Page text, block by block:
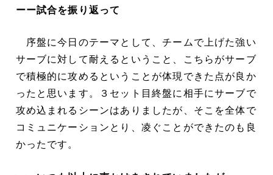
ーー試合を振り返って
序盤に今日のテーマとして、チームで上げた強い
サーブに対して耐えるということ、こちらがサーブ
で積極的に攻めるということが体現できた点が良か
ったと思います。３セット目終盤に相手にサーブで
攻め込まれるシーンはありましたが、そこを全体で
コミュニケーションとり、凌ぐことができたのも良
かったです。